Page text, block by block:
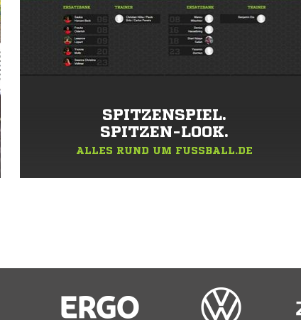
SPITZENSPIEL.
SPITZEN-LOOK.
ALLES RUND UM FUSSBALL.DE